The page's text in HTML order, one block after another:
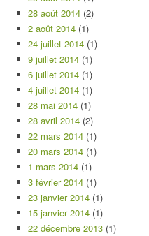
28 août 2014 (2)
2 août 2014 (1)
24 juillet 2014 (1)
9 juillet 2014 (1)
6 juillet 2014 (1)
4 juillet 2014 (1)
28 mai 2014 (1)
28 avril 2014 (2)
22 mars 2014 (1)
20 mars 2014 (1)
1 mars 2014 (1)
3 février 2014 (1)
23 janvier 2014 (1)
15 janvier 2014 (1)
22 décembre 2013 (1)